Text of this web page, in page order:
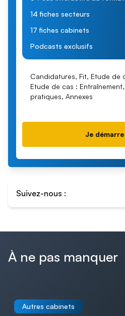
14 fiches secteurs
17 fiches cabinets
Podcasts exclusifs
Candidatures, Fit, Etude de
Etude de cas :
pratiques, Annexes
Je démarre
Suivez-nous :
À ne pas manquer
Autres cabinets